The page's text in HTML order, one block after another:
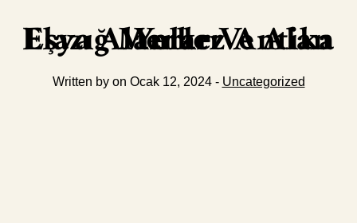
Elazığ Merkez Antika Eşya Alanlar Ve Alan Yerler
Written by on Ocak 12, 2024 - Uncategorized